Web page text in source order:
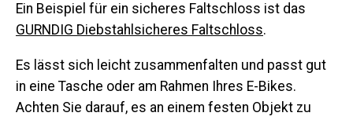
Ein Beispiel für ein sicheres Faltschloss ist das
GURNDIG Diebstahlsicheres Faltschloss.
Es lässt sich leicht zusammenfalten und passt gut
in eine Tasche oder am Rahmen Ihres E-Bikes.
Achten Sie darauf, es an einem festen Objekt zu